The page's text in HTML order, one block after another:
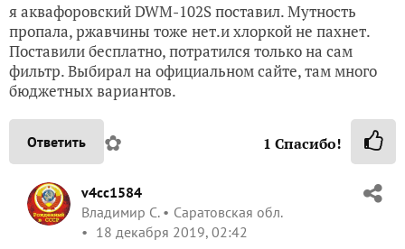
я аквафоровский DWM-102S поставил. Мутность
пропала, ржавчины тоже нет.и хлоркой не пахнет.
Поставили бесплатно, потратился только на сам
фильтр. Выбирал на официальном сайте, там много
бюджетных вариантов.
Ответить ✿ 1 Спасибо!
v4cc1584
Владимир С.
Саратовская обл.
18 декабря 2019, 02:42